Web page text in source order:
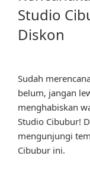
Studio
Diskon
Sudah
belum, jangan
menghabiskan
Studio Cibubur!
mengunjungi
Cibubur ini.